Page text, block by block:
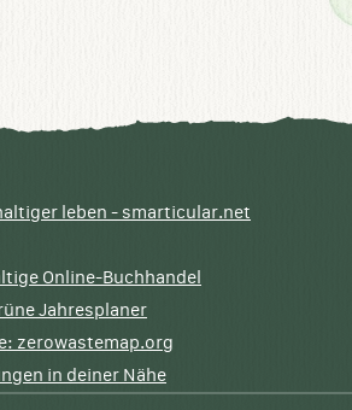
leben - smarticular.net
Online-Buchhandel
Jahresplaner
zerowastemap.org
in deiner Nähe